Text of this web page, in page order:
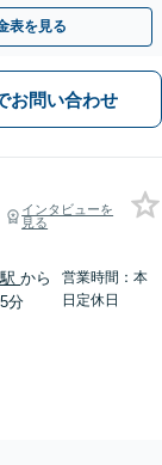
表を見る
お問い合わせ
インタビューを
見る
駅から
分
営業時間：本
日定休日